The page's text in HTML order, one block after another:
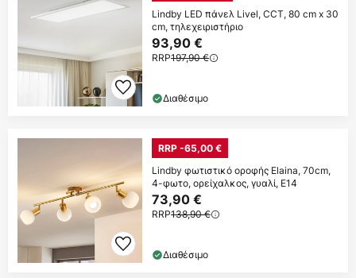
Lindby LED πάνελ Livel, CCT, 80 cm x 30
cm, τηλεχειριστήριο
93,90 €
RRP197,90 €
Διαθέσιμο
RRP -65,00 €
Lindby φωτιστικό οροφής Elaina, 70cm,
4-φωτο, ορείχαλκος, γυαλί, E14
73,90 €
RRP138,90 €
Διαθέσιμο